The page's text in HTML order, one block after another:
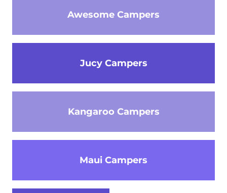
Awesome Campers
Jucy Campers
Kangaroo Campers
Maui Campers